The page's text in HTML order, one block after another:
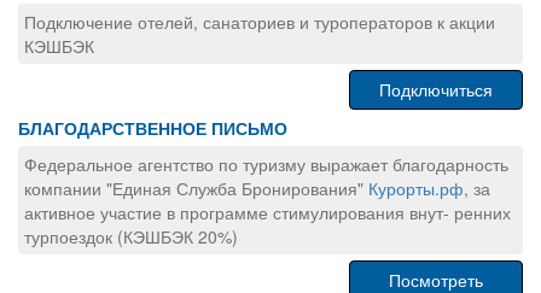
Подключение отелей, санаториев и туроператоров к акции
КЭШБЭК
Подключиться
БЛАГОДАРСТВЕННОЕ ПИСЬМО
Федеральное агентство по туризму выражает благодарность
компании "Единая Служба Бронирования" Курорты.рф, за
активное участие в программе стимулирования внут- ренних
турпоездок (КЭШБЭК 20%)
Посмотреть